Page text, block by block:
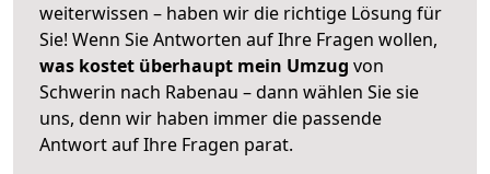
weiterwissen – haben wir die richtige Lösung für
Sie! Wenn Sie Antworten auf Ihre Fragen wollen,
was kostet überhaupt mein Umzug von
Schwerin nach Rabenau – dann wählen Sie sie
uns, denn wir haben immer die passende
Antwort auf Ihre Fragen parat.